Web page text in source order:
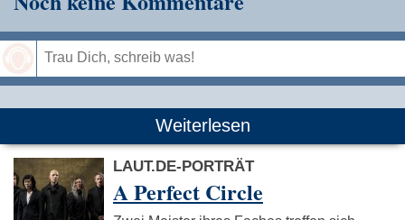
Weiterlesen
LAUT.DE-PORTRÄT
A Perfect Circle